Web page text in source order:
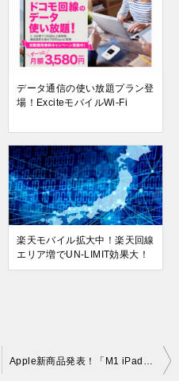
データ通信の使い放題プラン登
場！ExciteモバイルWi-Fi
楽天モバイル拡大中！楽天回線
エリア増でUN-LIMIT効果大！
Apple新商品発表！「M1 iPad Pro」は超ハイスペック